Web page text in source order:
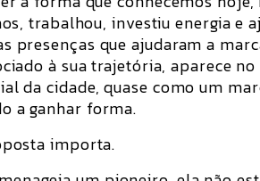
trabalhou, investiu energia e
presenças que ajudaram a
à sua trajetória, aparece
da cidade, quase como um
a ganhar forma.
importa.